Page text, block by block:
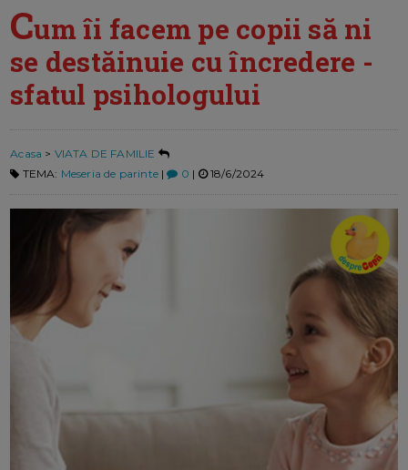
Cum îi facem pe copii să ni
se destăinuie cu încredere -
sfatul psihologului
Acasa > VIATA DE FAMILIE
TEMA: Meseria de parinte| 0 | 18/6/2024